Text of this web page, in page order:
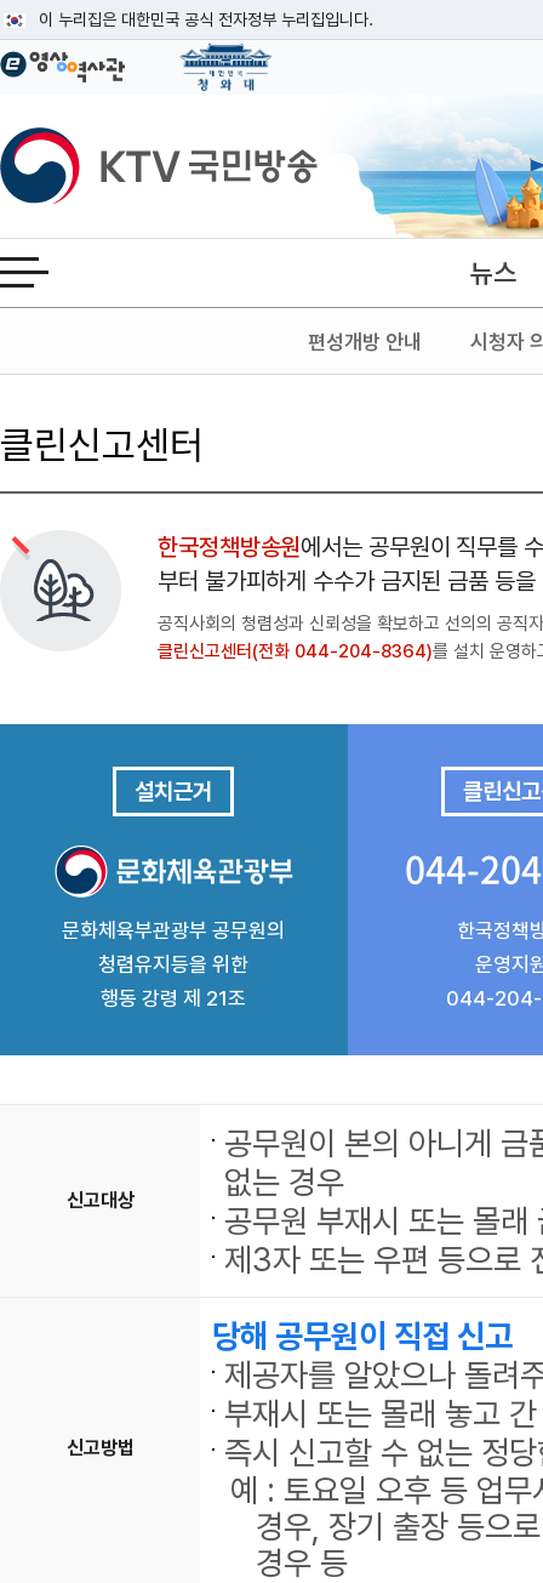
이 누리집은 대한민국 공식 전자정부 누리집입니다.
공식 누리집 주소 확인하기
이밖에 or.kr 또는 .kr등 다른 도메인 주소를 사용하고 있다면 아래 URL에서
운영중인 공식 누리집보기
KTV국민방송
전체메뉴 열기 뉴스
편성개방 안내 시청자
본문
클린신고센터
한국정책방송원에서는 공무원이 직무를
부터 불가피하게 수수가 금지된 금품 등
공직사회의 청렴성과 신뢰성을 확보하고 선의의 공직
클린신고센터(전화 044-204-8364)를 설치 운영하
설치근거
문화체육부관광부 공무원의
청렴유지등을 위한
행동 강령 제 21조
클린신
044-
한국정책
운영지
044-
신고대상
공무원이 본의 아니게
없는 경우
공무원 부재시 또는 몰
제3자 또는 우편 등으로
신고방법
당해 공무원이 직접 신고
제공자를 알았으나 돌려
부재시 또는 몰래 놓고
즉시 신고할 수 없는 정
예 : 토요일 오후 등 업
경우, 장기 출장 등으
경우 등